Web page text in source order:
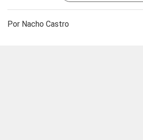
Por Nacho Castro